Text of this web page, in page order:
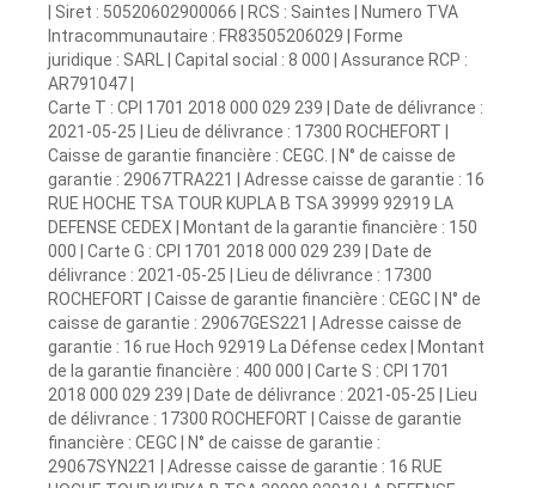
| Siret : 50520602900066 | RCS : Saintes | Numero TVA
Intracommunautaire : FR83505206029 | Forme
juridique : SARL | Capital social : 8 000 | Assurance RCP :
AR791047 |
Carte T : CPI 1701 2018 000 029 239 | Date de délivrance :
2021-05-25 | Lieu de délivrance : 17300 ROCHEFORT |
Caisse de garantie financière : CEGC. | N° de caisse de
garantie : 29067TRA221 | Adresse caisse de garantie : 16
RUE HOCHE TSA TOUR KUPLA B TSA 39999 92919 LA
DEFENSE CEDEX | Montant de la garantie financière : 150
000 | Carte G : CPI 1701 2018 000 029 239 | Date de
délivrance : 2021-05-25 | Lieu de délivrance : 17300
ROCHEFORT | Caisse de garantie financière : CEGC | N° de
caisse de garantie : 29067GES221 | Adresse caisse de
garantie : 16 rue Hoch 92919 La Défense cedex | Montant
de la garantie financière : 400 000 | Carte S : CPI 1701
2018 000 029 239 | Date de délivrance : 2021-05-25 | Lieu
de délivrance : 17300 ROCHEFORT | Caisse de garantie
financière : CEGC | N° de caisse de garantie :
29067SYN221 | Adresse caisse de garantie : 16 RUE